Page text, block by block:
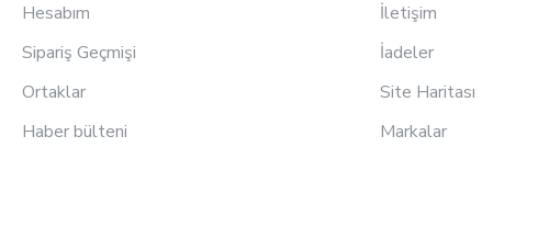
Hesabım
Sipariş Geçmişi
Ortaklar
Haber bülteni
İletişim
İadeler
Site Haritası
Markalar